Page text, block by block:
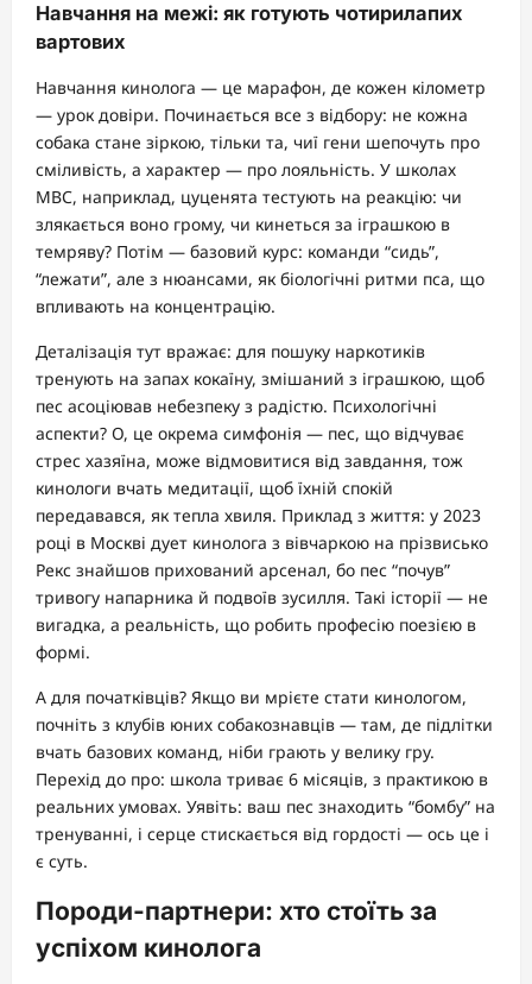
Навчання на межі: як готують чотирилапих
вартових
Навчання кинолога — це марафон, де кожен кілометр
— урок довіри. Починається все з відбору: не кожна
собака стане зіркою, тільки та, чиї гени шепочуть про
сміливість, а характер — про лояльність. У школах
МВС, наприклад, цуценята тестують на реакцію: чи
злякається воно грому, чи кинеться за іграшкою в
темряву? Потім — базовий курс: команди “сидь”,
“лежати”, але з нюансами, як біологічні ритми пса, що
впливають на концентрацію.
Деталізація тут вражає: для пошуку наркотиків
тренують на запах кокаїну, змішаний з іграшкою, щоб
пес асоціював небезпеку з радістю. Психологічні
аспекти? О, це окрема симфонія — пес, що відчуває
стрес хазяїна, може відмовитися від завдання, тож
кинологи вчать медитації, щоб їхній спокій
передавався, як тепла хвиля. Приклад з життя: у 2023
році в Москві дует кинолога з вівчаркою на прізвисько
Рекс знайшов прихований арсенал, бо пес “почув”
тривогу напарника й подвоїв зусилля. Такі історії — не
вигадка, а реальність, що робить професію поезією в
формі.
А для початківців? Якщо ви мрієте стати кинологом,
почніть з клубів юних собакознавців — там, де підлітки
вчать базових команд, ніби грають у велику гру.
Перехід до про: школа триває 6 місяців, з практикою в
реальних умовах. Уявіть: ваш пес знаходить “бомбу” на
тренуванні, і серце стискається від гордості — ось це і
є суть.
Породи-партнери: хто стоїть за
успіхом кинолога